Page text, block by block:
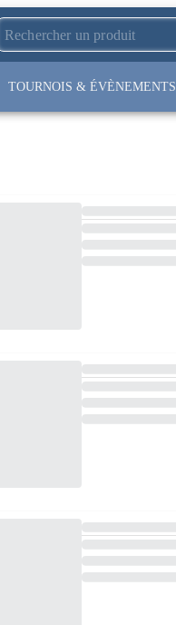
TOURNOIS & ÉVÈNEMENTS